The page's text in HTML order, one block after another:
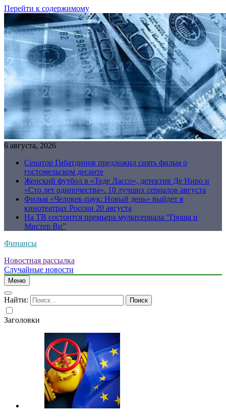
Перейти к содержимому
6 августа, 2026
Сенатор Гибатдинов предложил снять фильм о
гостомельском десанте
Женский футбол в «Теде Лассо», детектив Де Ниро и
«Сто лет одиночества». 10 лучших сериалов августа
Фильм «Человек-паук: Новый день» выйдет в
кинотеатрах России 20 августа
На ТВ состоится премьера мультсериала “Гроша и
Мистер Ви”
Финансы
Новостная рассылка
Случайные новости
Меню
Найти:
Заголовки